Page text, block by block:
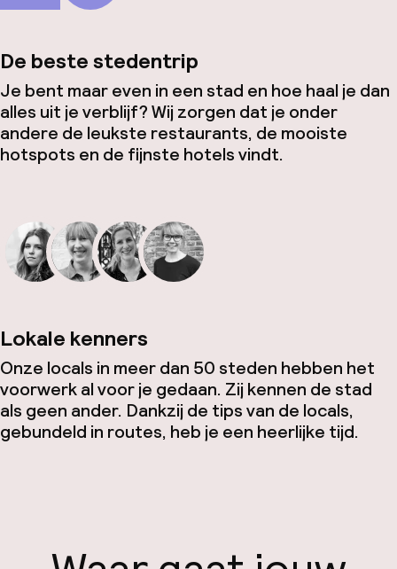
De beste stedentrip
Je bent maar even in een stad en hoe haal je dan
alles uit je verblijf? Wij zorgen dat je onder
andere de leukste restaurants, de mooiste
hotspots en de fijnste hotels vindt.
Lokale kenners
Onze locals in meer dan 50 steden hebben het
voorwerk al voor je gedaan. Zij kennen de stad
als geen ander. Dankzij de tips van de locals,
gebundeld in routes, heb je een heerlijke tijd.